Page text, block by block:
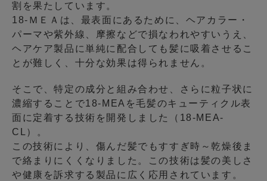
割を果たしています。
18-ＭＥＡは、最表面にあるために、ヘアカラー・
パーマや紫外線、摩擦などで損なわれやすいうえ、
ヘアケア製品に単純に配合しても髪に吸着させるこ
とが難しく、十分な効果は得られません。
そこで、特定の成分と組み合わせ、さらに粒子状に
濃縮することで18-MEAを毛髪のキューティクル表
面に定着する技術を開発しました（18-MEA-
CL）。
この技術により、傷んだ髪でもすすぎ時～乾燥後ま
で絡まりにくくなりました。この技術は髪の美しさ
や健康を訴求する製品に広く応用されています。